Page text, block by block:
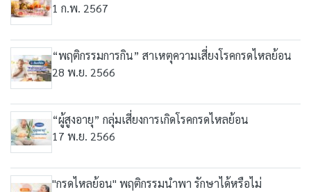
1 ก.พ. 2567
“พฤติกรรมการกิน” สาเหตุความเสี่ยงโรคกรดไหลย้อน
28 พ.ย. 2566
“ผู้สูงอายุ” กลุ่มเสี่ยงการเกิดโรคกรดไหลย้อน
17 พ.ย. 2566
"กรดไหลย้อน" พฤติกรรมนำพา รักษาได้หรือไม่